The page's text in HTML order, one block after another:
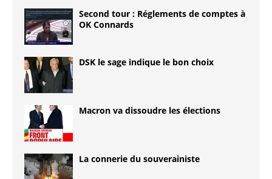
Second tour : Réglements de comptes à
OK Connards
DSK le sage indique le bon choix
Macron va dissoudre les élections
La connerie du souverainiste